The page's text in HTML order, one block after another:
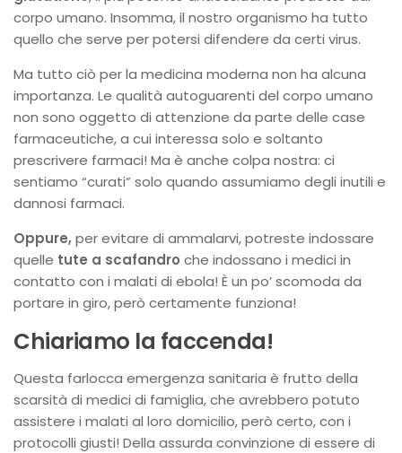
corpo umano. Insomma, il nostro organismo ha tutto
quello che serve per potersi difendere da certi virus.
Ma tutto ciò per la medicina moderna non ha alcuna
importanza. Le qualità autoguarenti del corpo umano
non sono oggetto di attenzione da parte delle case
farmaceutiche, a cui interessa solo e soltanto
prescrivere farmaci! Ma è anche colpa nostra: ci
sentiamo “curati” solo quando assumiamo degli inutili e
dannosi farmaci.
Oppure,per evitare di ammalarvi, potreste indossare
quelle tute a scafandro che indossano i medici in
contatto con i malati di ebola! È un po’ scomoda da
portare in giro, però certamente funziona!
Chiariamo la faccenda!
Questa farlocca emergenza sanitaria è frutto della
scarsità di medici di famiglia, che avrebbero potuto
assistere i malati al loro domicilio, però certo, con i
protocolli giusti! Della assurda convinzione di essere di